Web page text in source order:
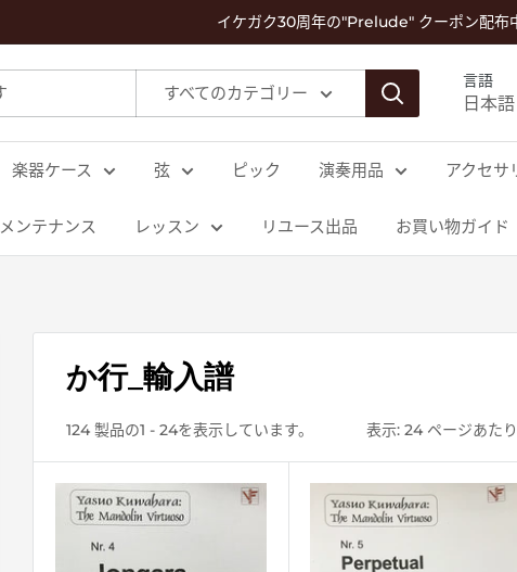
イケガク30周年の"Prelude" クーポン配布
すべてのカテゴリー
言語
日本語
楽器ケース 弦 ピック 演奏用品 アクセサ
メンテナンス レッスン リユース出品 お買い物ガイド
か行_輸入譜
124 製品の1 - 24を表示しています。 表示: 24 ページあたり